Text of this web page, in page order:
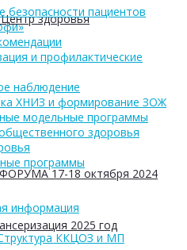
здоровья
17-18 октября 2024
2025 год
безопасности пациентов
и профилактические
наблюдение
ХНИЗ и формирование ЗОЖ
модельные программы
здоровья
программы
информация
ККЦОЗ и МП